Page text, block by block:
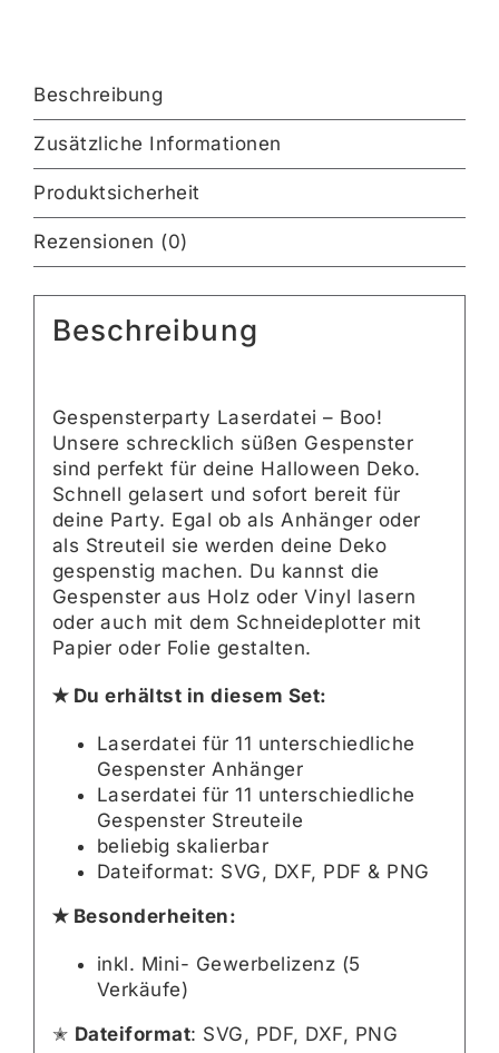
Beschreibung
Zusätzliche Informationen
Produktsicherheit
Rezensionen (0)
Beschreibung
Gespensterparty Laserdatei – Boo!
Unsere schrecklich süßen Gespenster
sind perfekt für deine Halloween Deko.
Schnell gelasert und sofort bereit für
deine Party. Egal ob als Anhänger oder
als Streuteil sie werden deine Deko
gespenstig machen. Du kannst die
Gespenster aus Holz oder Vinyl lasern
oder auch mit dem Schneideplotter mit
Papier oder Folie gestalten.
✭ Du erhältst in diesem Set:
Laserdatei für 11 unterschiedliche
Gespenster Anhänger
Laserdatei für 11 unterschiedliche
Gespenster Streuteile
beliebig skalierbar
Dateiformat: SVG, DXF, PDF & PNG
✭ Besonderheiten:
inkl. Mini- Gewerbelizenz (5
Verkäufe)
✭ Dateiformat: SVG, PDF, DXF, PNG